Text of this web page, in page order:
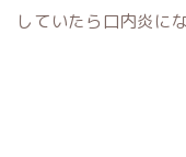
していたら口内炎に